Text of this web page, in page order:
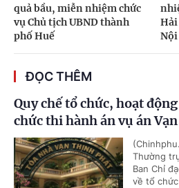
quả bầu, miễn nhiệm chức
vụ Chủ tịch UBND thành
phố Huế
Hải
Nội
ĐỌC THÊM
Quy chế tổ chức, hoạt
chức thi hành án vụ án
Thường
Ban Chỉ
về tổ